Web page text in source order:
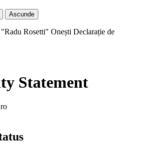
Ascunde
Rosetti" Onești Declarație de
Statement